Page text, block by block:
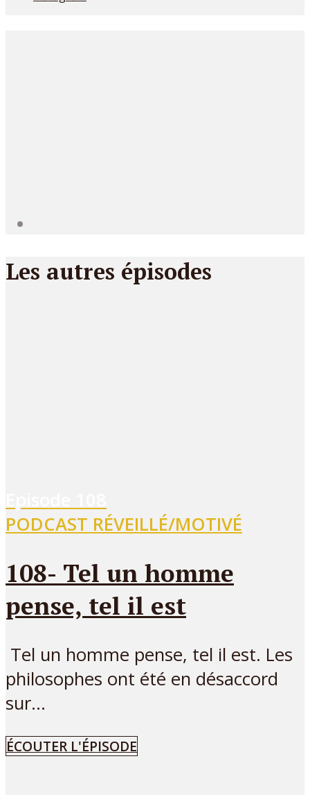
Les autres épisodes
PODCAST RÉVEILLÉ/MOTIVÉ
108- Tel un homme
pense, tel il est
Tel un homme pense, tel il est. Les
philosophes ont été en désaccord
sur...
ÉCOUTER L'ÉPISODE